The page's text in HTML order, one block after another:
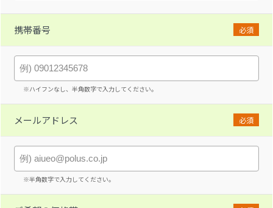
携帯番号 必須
※ハイフンなし、半角数字で入力してください。
メールアドレス 必須
※半角数字で入力してください。